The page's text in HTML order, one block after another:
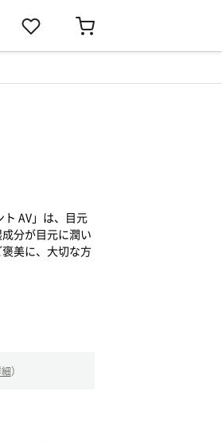
AV」は、目元
分が目元に潤い
美に、大切な方
）